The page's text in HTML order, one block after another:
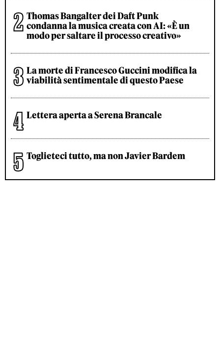
Thomas Bangalter dei Daft Punk
condanna la musica creata con AI: «È un
modo per saltare il processo creativo»
La morte di Francesco Guccini modifica la
viabilità sentimentale di questo Paese
Lettera aperta a Serena Brancale
Toglieteci tutto, ma non Javier Bardem